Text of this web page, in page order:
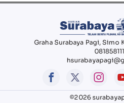
Graha Surabaya Pagi, Simo
©2026